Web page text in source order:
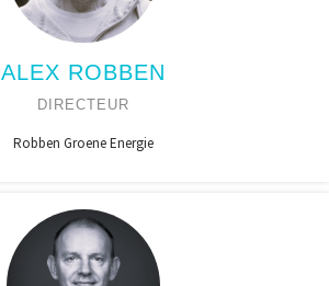
ALEX ROBBEN
DIRECTEUR
Robben Groene Energie